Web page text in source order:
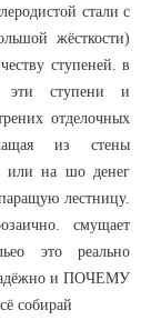
стали с
жёсткости)
ступеней. в
эти ступени и
отделочных
из стены
или на шо денег
лестницу.
смущает
это реально
надёжно и ПОЧЕМУ
собирай